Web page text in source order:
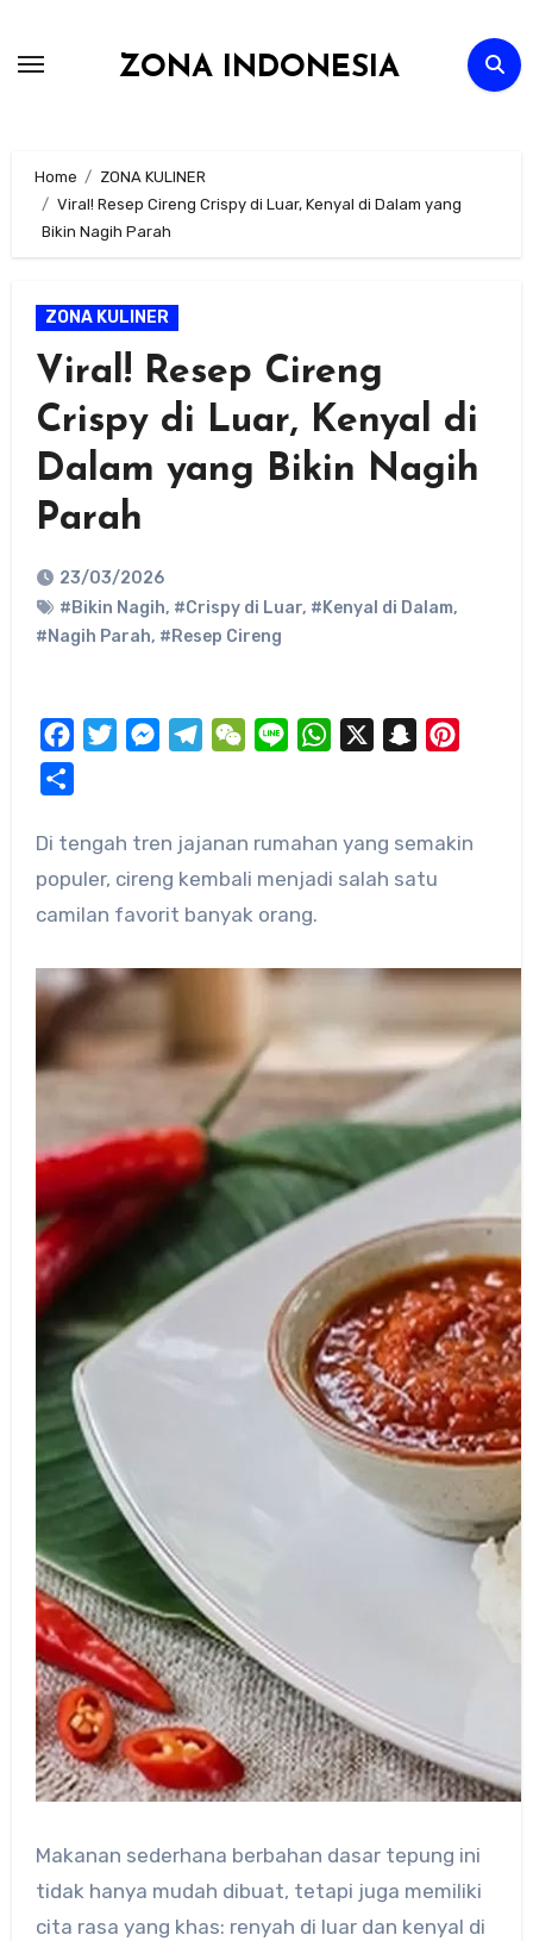
ZONA INDONESIA
Home
ZONA KULINER
Viral! Resep Cireng Crispy di Luar, Kenyal di Dalam yang
Bikin Nagih Parah
ZONA KULINER
Viral! Resep Cireng
Crispy di Luar, Kenyal di
Dalam yang Bikin Nagih
Parah
23/03/2026
#Bikin Nagih, #Crispy di Luar, #Kenyal di Dalam,
#Nagih Parah, #Resep Cireng
FacebookTwitterMessengerTelegramWeChat
Line WhatsApp Snapchat
Di tengah tren jajanan rumahan yang semakin
populer, cireng kembali menjadi salah satu
camilan favorit banyak orang.
Makanan sederhana berbahan dasar tepung ini
tidak hanya mudah dibuat, tetapi juga memiliki
cita rasa yang khas: renyah di luar dan kenyal di